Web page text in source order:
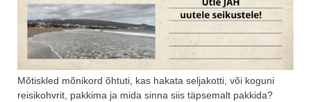
Mõtiskled mõnikord õhtuti, kas hakata seljakotti, või koguni
reisikohvrit, pakkima ja mida sinna siis täpsemalt pakkida?